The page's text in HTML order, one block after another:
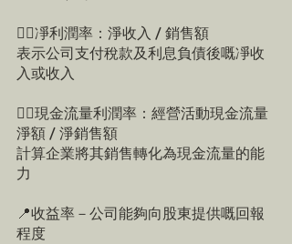
👉🏻凈利潤率：淨收入 / 銷售額
表示公司支付稅款及利息負債後嘅凈收
入或收入
👉🏻現金流量利潤率：經營活動現金流量
淨額 / 淨銷售額
計算企業將其銷售轉化為現金流量的能
力
📍收益率－公司能夠向股東提供嘅回報
程度